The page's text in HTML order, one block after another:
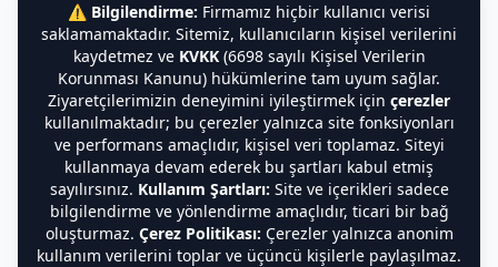
⚠️ Bilgilendirme: Firmamız hiçbir kullanıcı verisi
saklamamaktadır. Sitemiz, kullanıcıların kişisel verilerini
kaydetmez ve KVKK(6698 sayılı Kişisel Verilerin
Korunması Kanunu) hükümlerine tam uyum sağlar.
Ziyaretçilerimizin deneyimini iyileştirmek için çerezler
kullanılmaktadır; bu çerezler yalnızca site fonksiyonları
ve performans amaçlıdır, kişisel veri toplamaz. Siteyi
kullanmaya devam ederek bu şartları kabul etmiş
sayılırsınız. Kullanım Şartları: Site ve içerikleri sadece
bilgilendirme ve yönlendirme amaçlıdır, ticari bir bağ
oluşturmaz. Çerez Politikası: Çerezler yalnızca anonim
kullanım verilerini toplar ve üçüncü kişilerle paylaşılmaz.